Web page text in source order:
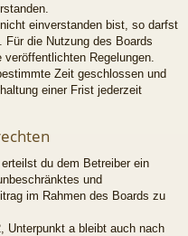
einverstanden bist, so darfst
die Nutzung des Boards
Regelungen.
Zeit geschlossen und
einer Frist jederzeit
du dem Betreiber ein
und
im Rahmen des Boards zu
Unterpunkt a bleibt auch nach